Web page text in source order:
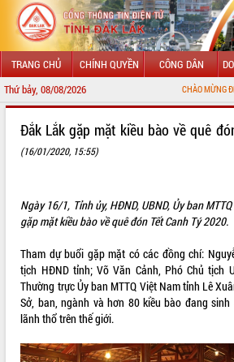
TRANG CHỦ CHÍNH QUYỀN CÔNG DÂN
Thứ bảy, 08/08/2026 CHÀO MỪNG ĐẾN VỚI
GIỚI THIỆU
LÃNH ĐẠO UBND TỈNH
SỞ, BAN, NGÀNH
UBND CÁC XÃ, PHƯỜNG
THÔNG TIN CHỈ ĐẠO ĐIỀU HÀNH
HỆ THỐNG VĂN BẢN
VĂN BẢN HĐND TỈNH
Đắk Lắk gặp mặt kiều bào về quê
(16/01/2020, 15:55)
Ngày 16/1, Tỉnh ủy, HĐND, UBND, Ủy ban
gặp mặt kiều bào về quê đón Tết Canh Tý 2020.
Tham dự buổi gặp mặt có các đồng chí:
tịch HĐND tỉnh; Võ Văn Cảnh, Phó Chủ tịch
Thường trực Ủy ban MTTQ Việt Nam tỉnh Lê
Sở, ban, ngành và hơn 80 kiều bào đang
lãnh thổ trên thế giới.